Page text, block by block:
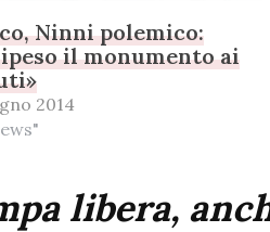
Ninni polemico:
il monumento ai
2014
libera,